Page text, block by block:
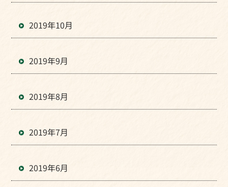
2019年10月
2019年9月
2019年8月
2019年7月
2019年6月